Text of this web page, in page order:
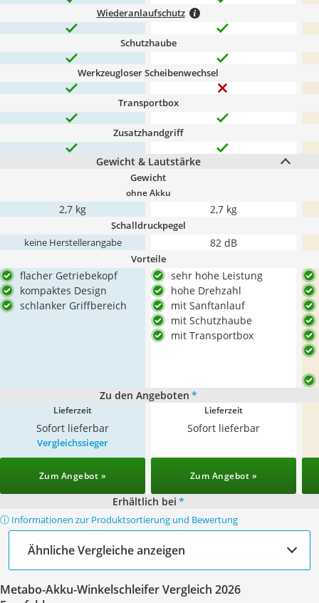
Wiederanlaufschutz
Schutzhaube
Werkzeugloser Scheibenwechsel
Transportbox
Zusatzhandgriff
Gewicht & Lautstärke
Gewicht
ohne Akku
2,7 kg 2,7 kg
Schalldruckpegel
keine Herstellerangabe 82 dB
Vorteile
flacher Getriebekopf
kompaktes Design
schlanker Griffbereich
sehr hohe Leistung
hohe Drehzahl
mit Sanftanlauf
mit Schutzhaube
mit Transportbox
Zu den Angeboten *
Lieferzeit
Sofort lieferbar
Lieferzeit
Sofort lieferbar
Vergleichssieger
Zum Angebot » Zum Angebot »
Erhältlich bei *
ⓘ Informationen zur Produktsortierung und Bewertung
Ähnliche Vergleiche anzeigen
Metabo-Akku-Winkelschleifer Vergleich 2026